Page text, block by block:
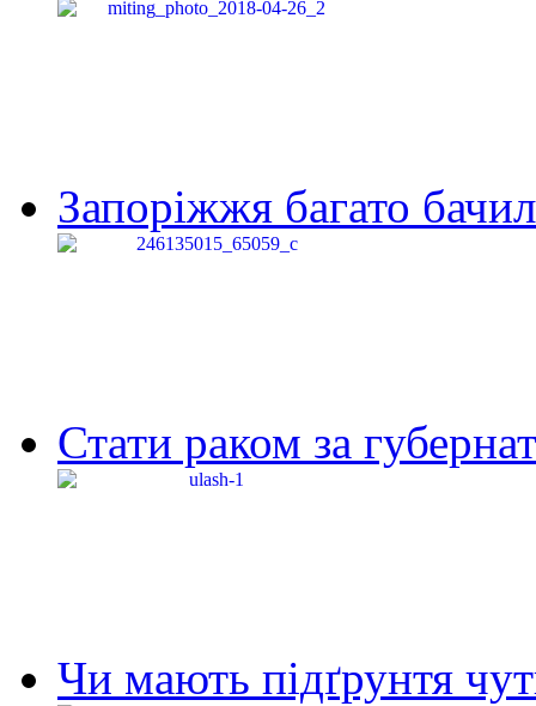
Запоріжжя багато
Стати раком за
Чи мають підґрунтя